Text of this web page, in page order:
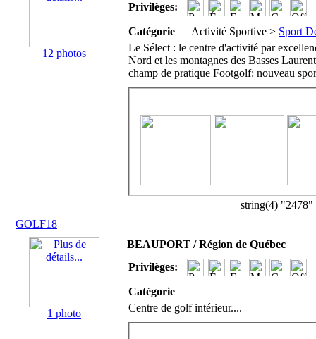
12 photos
Privilèges:
Catégorie Activité Sportive > Sport
Le Sélect : le centre d'activité par
Nord et les montagnes des Basses
champ de pratique Footgolf: nouveau
string(4) "2478"
GOLF18
1 photo
BEAUPORT / Région de Québec
Privilèges:
Catégorie
Centre de golf intérieur....